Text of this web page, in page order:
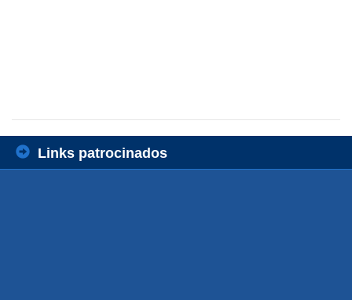
Links patrocinados